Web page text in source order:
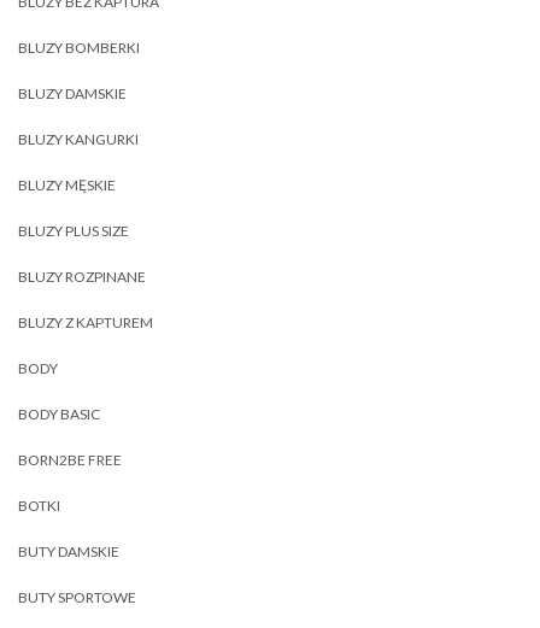
BLUZY BOMBERKI
BLUZY DAMSKIE
BLUZY KANGURKI
BLUZY MĘSKIE
BLUZY PLUS SIZE
BLUZY ROZPINANE
BLUZY Z KAPTUREM
BODY
BODY BASIC
BORN2BE FREE
BOTKI
BUTY DAMSKIE
BUTY SPORTOWE